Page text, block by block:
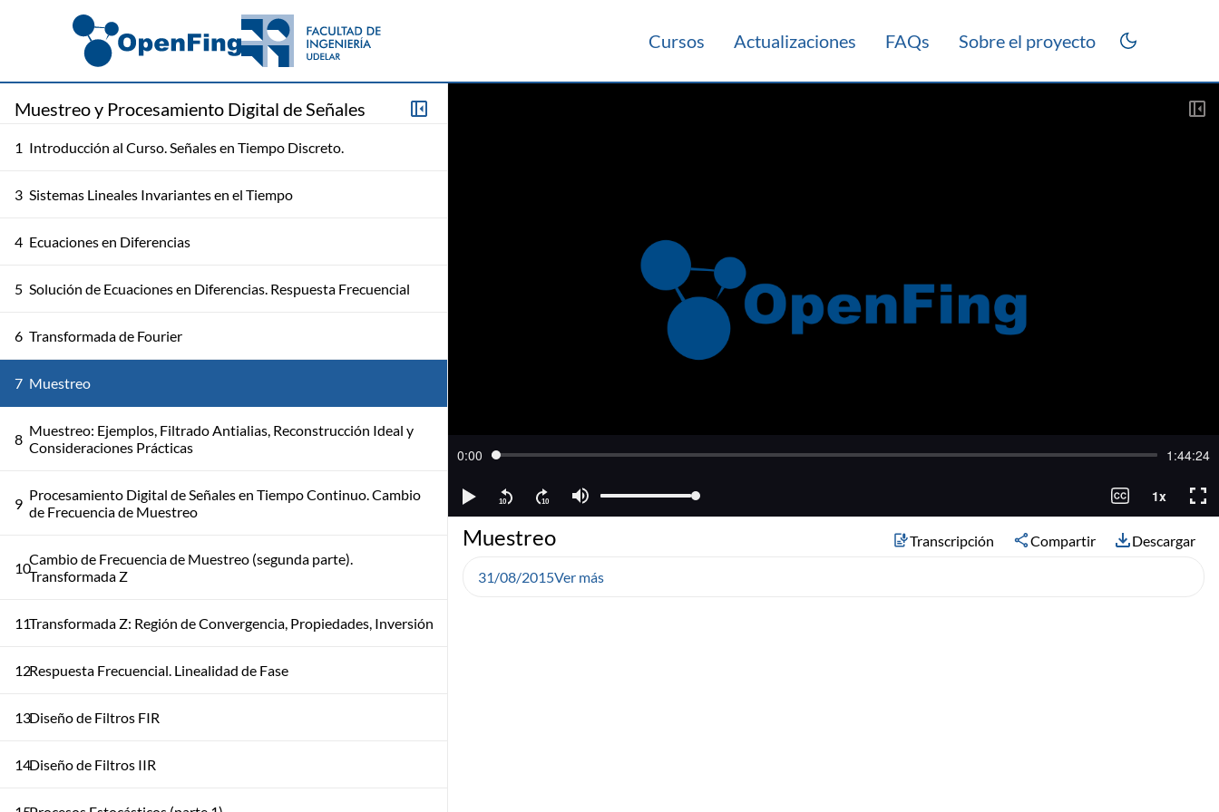
Cursos Actualizaciones FAQs Sobre el proyecto
Muestreo y Procesamiento Digital de Señales
1 Introducción al Curso. Señales en Tiempo Discreto.
3 Sistemas Lineales Invariantes en el Tiempo
4 Ecuaciones en Diferencias
5 Solución de Ecuaciones en Diferencias. Respuesta Frecuencial
6 Transformada de Fourier
7 Muestreo
8 Muestreo: Ejemplos, Filtrado Antialias, Reconstrucción Ideal y
Consideraciones Prácticas
9 Procesamiento Digital de Señales en Tiempo Continuo. Cambio
de Frecuencia de Muestreo
10Cambio de Frecuencia de Muestreo (segunda parte).
Transformada Z
11Transformada Z: Región de Convergencia, Propiedades, Inversión
12Respuesta Frecuencial. Linealidad de Fase
13Diseño de Filtros FIR
14Diseño de Filtros IIR
Muestreo Transcripción Compartir Descargar
31/08/2015Ver más